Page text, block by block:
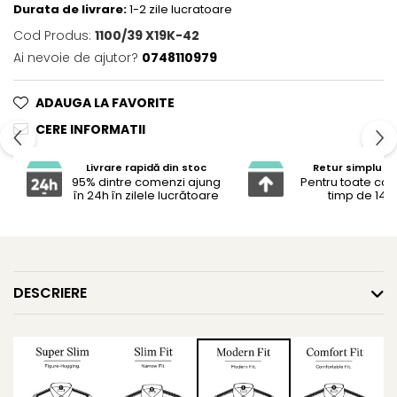
Durata de livrare:1-2 zile lucratoare
Cod Produs: 1100/39 X19K-42
Ai nevoie de ajutor? 0748110979
ADAUGA LA FAVORITE
CERE INFORMATII
Livrare rapidă din stoc
95% dintre comenzi ajung
în 24h în zilele lucrătoare
Retur simplu și
Pentru toate
timp de 14
DESCRIERE